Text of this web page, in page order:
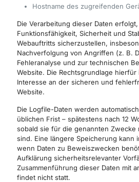
Hostname des zugreifenden
Die Verarbeitung dieser Daten
Funktionsfähigkeit, Sicherheit und
Webauftritts sicherzustellen,
Nachverfolgung von Angriffen (z. B.
Fehleranalyse und zur technischen
Website. Die Rechtsgrundlage
Interesse an der sicheren und
Website.
Die Logfile-Daten werden
üblichen Frist – spätestens nach 12
sobald sie für die genannten
sind. Eine längere Speicherung kann
wenn Daten zu Beweiszwecken
Aufklärung sicherheitsrelevanter
Zusammenführung dieser Daten mit
findet nicht statt.